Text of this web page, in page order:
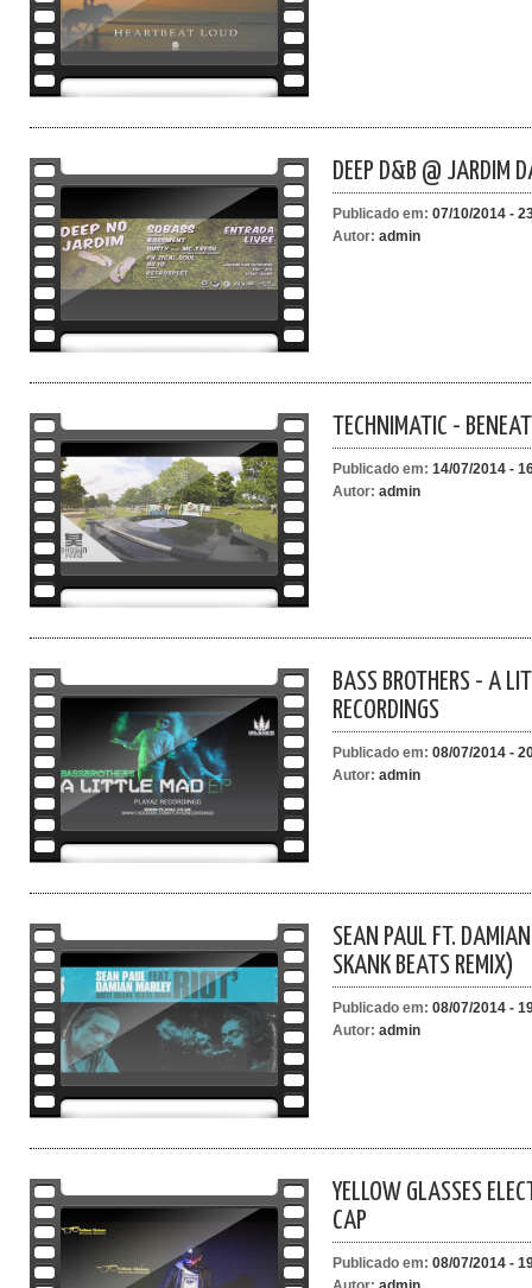
DEEP D&B @ JARDIM
Publicado em: 07/10/2014 -
Autor: admin
TECHNIMATIC -
Publicado em: 14/07/2014 -
Autor: admin
BASS BROTHERS - A
RECORDINGS
Publicado em: 08/07/2014 -
Autor: admin
SEAN PAUL FT.
SKANK BEATS REMIX)
Publicado em: 08/07/2014 -
Autor: admin
YELLOW GLASSES
CAP
Publicado em: 08/07/2014 -